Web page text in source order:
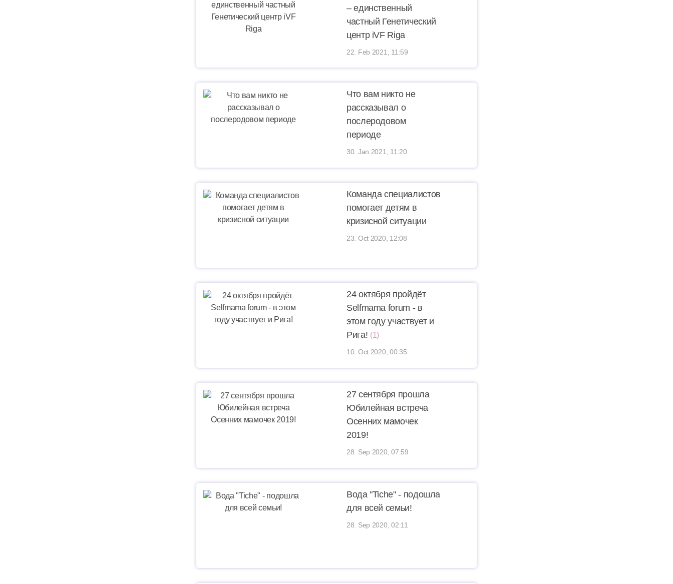
– единственный
частный Генетический
центр iVF Riga
22. Feb 2021, 11:59
Что вам никто не
рассказывал о
послеродовом
периоде
30. Jan 2021, 11:20
Команда специалистов
помогает детям в
кризисной ситуации
23. Oct 2020, 12:08
24 октября пройдёт
Selfmama forum - в
этом году участвует и
Рига! (1)
10. Oct 2020, 00:35
27 сентября прошла
Юбилейная встреча
Осенних мамочек
2019!
28. Sep 2020, 07:59
Вода "Tiche" - подошла
для всей семьи!
28. Sep 2020, 02:11